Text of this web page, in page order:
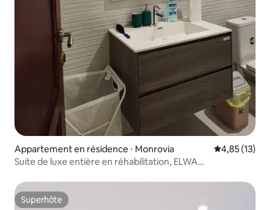
Appartement en résidence ⋅ Monrovia Évaluation
4,85 (13)
Suite de luxe entière en réhabilitation, ELWA
Superhôte
Superhôte